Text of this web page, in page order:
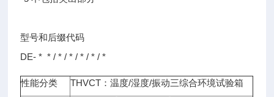
型号和后缀代码
DE- * * / * / * / * / * / *
性能分类
THVCT：温度/湿度/振动三综合环境试验箱